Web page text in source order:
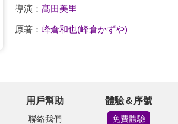
導演： 髙田美里
原著： 峰倉和也(峰倉かずや)
用戶幫助
聯絡我們
體驗＆序號
免費體驗